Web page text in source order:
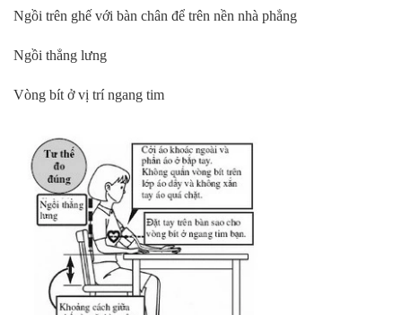
Ngồi trên ghế với bàn chân để trên nền nhà phẳng
Ngồi thẳng lưng
Vòng bít ở vị trí ngang tim